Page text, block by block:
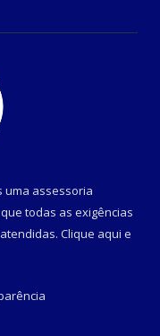
uma assessoria
todas as exigências
Clique aqui e